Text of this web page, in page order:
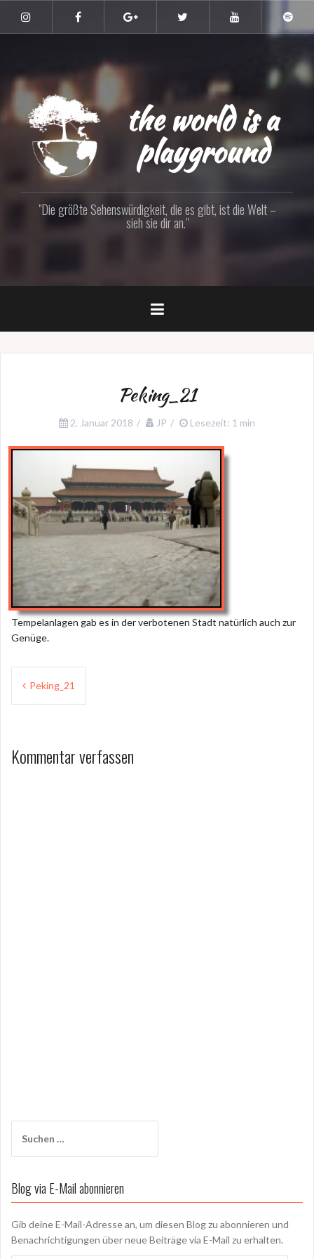
Inhalt
springen
Instagram Facebook YouTube
the world is a
playground
"Die größte Sehenswürdigkeit, die es gibt, ist die Welt –
sieh sie dir an."
Peking_21
2. Januar 2018 JP Lesezeit: 1 min
Tempelanlagen gab es in der verbotenen Stadt natürlich auch zur
Genüge.
Beitragsnavigation
Peking_21
Kommentar verfassen
nach:
Blog via E-Mail abonnieren
Gib deine E-Mail-Adresse an, um diesen Blog zu abonnieren und
Benachrichtigungen über neue Beiträge via E-Mail zu erhalten.